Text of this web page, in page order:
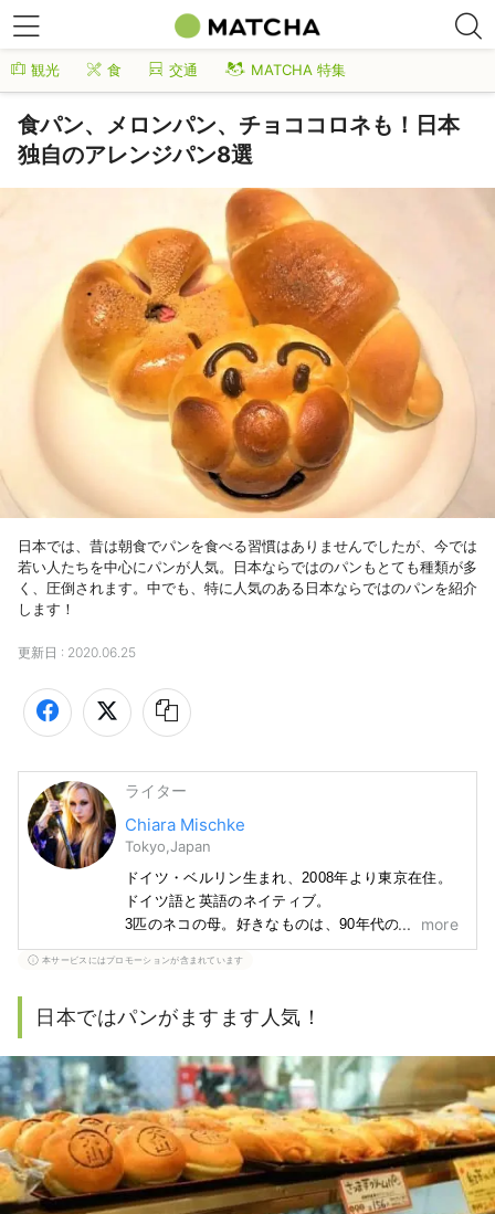
観光 食 交通 MATCHA 特集
食パン、メロンパン、チョココロネも！日本
独自のアレンジパン8選
日本では、昔は朝食でパンを食べる習慣はありませんでしたが、今では
若い人たちを中心にパンが人気。日本ならではのパンもとても種類が多
く、圧倒されます。中でも、特に人気のある日本ならではのパンを紹介
します！
更新日 : 2020.06.25
ライター
Chiara Mischke
Tokyo,Japan
ドイツ・ベルリン生まれ、2008年より東京在住。
ドイツ語と英語のネイティブ。
3匹のネコの母。好きなものは、90年代のロック音
楽、ボクシング、歴史、チョコレートや甘いも
の、ピスタチオ味のなんでも、ネコ、コウモリ、
好きな作家はアン・ライス。好きなバンドはLUNA
オススメの映画はデヴィッド・ボウイと坂本龍一
出演の『戦場のクリスマス』。
more
本サービスにはプロモーションが含まれています
日本ではパンがますます人気！